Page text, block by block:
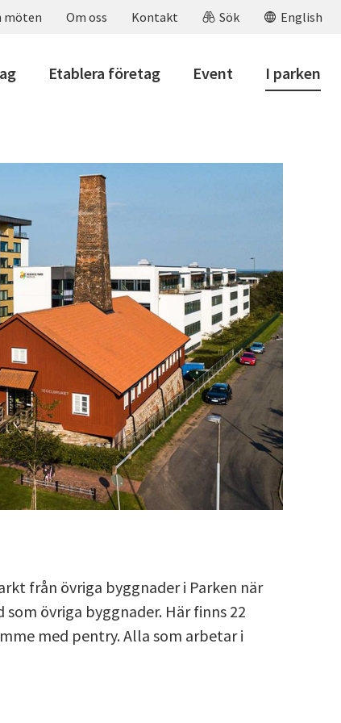
möten Om oss Kontakt Sök English
Etablera företag Event I parken
från övriga byggnader i Parken när
övriga byggnader. Här finns 22
med pentry. Alla som arbetar i